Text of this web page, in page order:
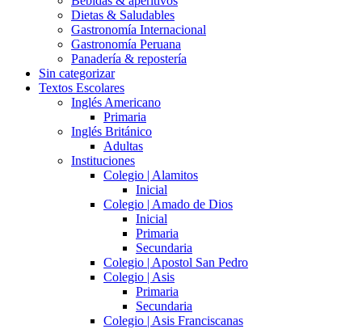
Dietas & Saludables
Gastronomía Internacional
Gastronomía Peruana
Panadería & repostería
Sin categorizar
Textos Escolares
Inglés Americano
Primaria
Inglés Británico
Adultas
Instituciones
Colegio | Alamitos
Inicial
Colegio | Amado de Dios
Inicial
Primaria
Secundaria
Colegio | Apostol San Pedro
Colegio | Asis
Primaria
Secundaria
Colegio | Asis Franciscanas